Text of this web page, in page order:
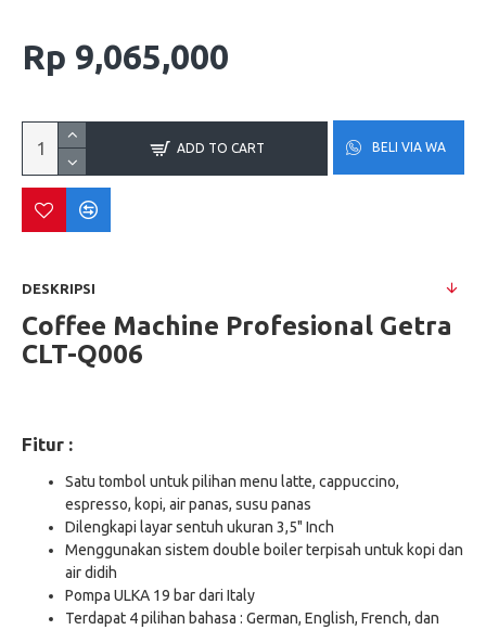
Rp 9,065,000
ADD TO CART BELI VIA WA
DESKRIPSI
Coffee Machine Profesional Getra
CLT-Q006
Fitur :
Satu tombol untuk pilihan menu latte, cappuccino,
espresso, kopi, air panas, susu panas
Dilengkapi layar sentuh ukuran 3,5" Inch
Menggunakan sistem double boiler terpisah untuk kopi dan
air didih
Pompa ULKA 19 bar dari Italy
Terdapat 4 pilihan bahasa : German, English, French, dan